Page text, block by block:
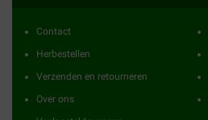
Contact
Herbestellen
Verzenden en retourneren
Over ons